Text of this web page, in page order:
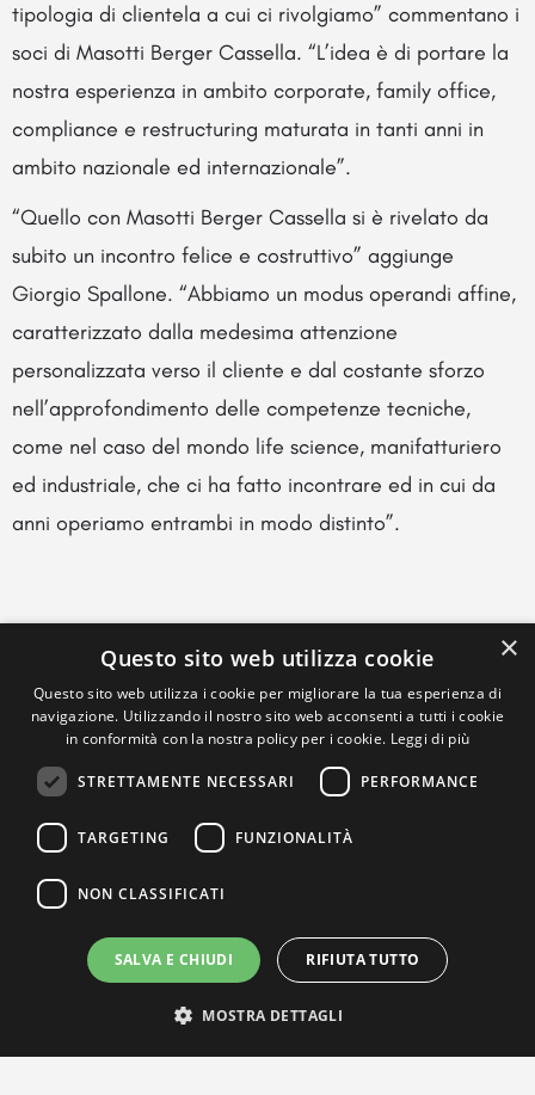
tipologia di clientela a cui ci rivolgiamo” commentano i
soci di Masotti Berger Cassella. “L’idea è di portare la
nostra esperienza in ambito corporate, family office,
compliance e restructuring maturata in tanti anni in
ambito nazionale ed internazionale”.
“Quello con Masotti Berger Cassella si è rivelato da
subito un incontro felice e costruttivo” aggiunge
Giorgio Spallone. “Abbiamo un modus operandi affine,
caratterizzato dalla medesima attenzione
personalizzata verso il cliente e dal costante sforzo
nell’approfondimento delle competenze tecniche,
come nel caso del mondo life science, manifatturiero
ed industriale, che ci ha fatto incontrare ed in cui da
anni operiamo entrambi in modo distinto”.
×
Questo sito web utilizza cookie
Questo sito web utilizza i cookie per migliorare la tua esperienza di
navigazione. Utilizzando il nostro sito web acconsenti a tutti i cookie
in conformità con la nostra policy per i cookie. Leggi di più
STRETTAMENTE NECESSARI PERFORMANCE
TARGETING FUNZIONALITÀ
NON CLASSIFICATI
SALVA E CHIUDI RIFIUTA TUTTO
MOSTRA DETTAGLI